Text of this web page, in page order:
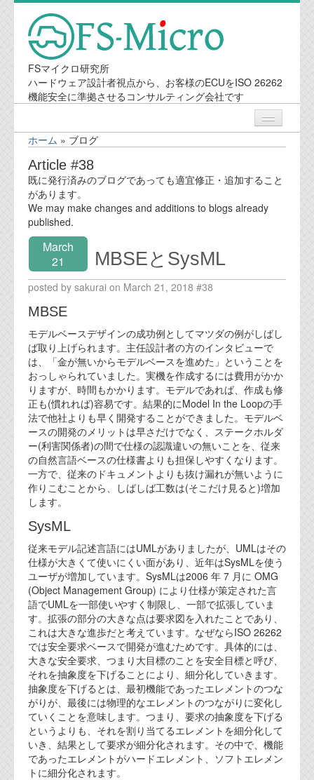
FSマイクロ研究所
ハードウェア設計者視点から、お客様のECUをISO 26262
機能安全に準拠させるコンサルティング会社です
ニュース
業務内容
会社案内
オフィス
実績
ブログ
機能安全ブログ
設計ブログ
テクノロジ
外部投稿記事
ブログテーマ
技術文書
ご希望の方は、お問い合わせページから
資料閲覧パスワードをお問い合わせ頂き
ログインをお願い致します。アカウント
名は"opendocument"です。
機能安全用語集
設計用語集
オンラインショップ
ホーム » ブログ
Article #38
既に発行済みのブログであっても適宜修正・追加すること
があります。
We may make changes and additions to blogs already
published.
March
21
MBSEとSysML
posted by sakurai on March 21, 2018 #38
MBSE
モデルベースデザインの成功例としてマツダの例がしばし
ば取り上げられます。主任設計者の方のインタビューで
は、「金が無いからモデルベースを進めた」ということを
おっしゃられていました。実機を作成するには費用がかか
りますが、時間もかかります。モデルであれば、作成も修
正も(慣れれば)容易です。結果的にModel In the Loopの手
法で他社よりも早く開発することができました。モデルベ
ースの開発のメリットは早さだけでなく、ステークホルダ
ー(利害関係者)の間で仕様の認識違いの無いことを、従来
の自然言語ベースの仕様書よりも担保しやすくなります。
一方で、従来のドキュメントよりも抜け漏れが無いように
作りこむことから、しばしば工数は(そこだけ見ると)増加
します。
SysML
従来モデル記述言語にはUMLがありましたが、UMLはその
仕様が大きくて使いにくい面があり、近年はSysMLを使う
ユーザが増加しています。SysMLは2006 年 7 月に OMG
(Object Management Group) により仕様が策定された言
語でUMLを一部使いやすく制限し、一部で拡張していま
す。拡張の部分の大きな点は要求図を入れたことであり、
これは大きな進歩だと考えています。なぜならISO 26262
では安全要求ベースで開発が進むためです。具体的には、
大きな安全要求、つまり大目標のことを安全目標と呼び、
それを抽象度を下げることにより、細分化していきます。
抽象度を下げるとは、最初機能であったエレメントのつな
がりが、最後には物理的なエレメントのつながりに変化し
ていくことを意味します。つまり、要求の抽象度を下げる
というよりも、それを割り当てるエレメントを細分化して
いき、結果として要求が細分化されます。その中で、機能
であったエレメントがハードエレメント、ソフトエレメン
トに細分化されます。